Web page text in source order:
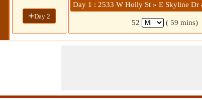
+Day 2
Day 1 : 2533 W Holly St » E Skyline
52 ( 59 mins)